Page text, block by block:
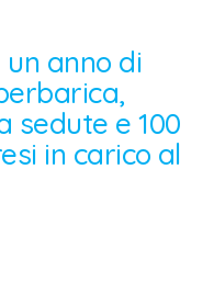
un anno di
sedute e 100
in carico al